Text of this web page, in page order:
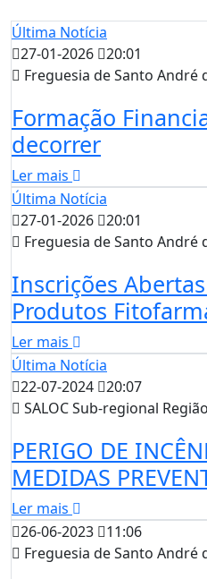
Última Notícia
27-01-2026
20:01
Freguesia de Santo André
Formação
decorrer
Ler mais
Última Notícia
27-01-2026
20:01
Freguesia de Santo André
Inscrições
Produtos
Ler mais
Última Notícia
22-07-2024
20:07
SALOC Sub-regional
PERIGO DE
MEDIDAS
Ler mais
26-06-2023
11:06
Freguesia de Santo André